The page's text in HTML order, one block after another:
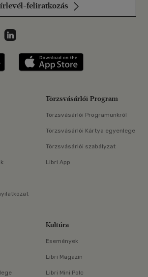
feliratkozás
on
az Instagramon
Libri a LinkedInen
Libri applikáció Szerezd meg: Google
Törzsvásárlói Program
Törzsvásárlói Programunkról
Törzsvásárlói Kártya egyenlege
Törzsvásárlói szabályzat
Libri App
Kultúra
Események
Libri Magazin
Libri Mini Polc